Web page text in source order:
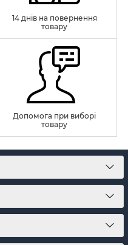
14 днів на повернення
товару
Допомога при виборі
товару